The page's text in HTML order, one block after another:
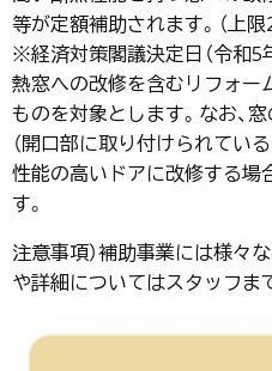
等が定額補助されます。（上限
※経済対策閣議決定日（令和5
熱窓への改修を含むリフォー
ものを対象とします。なお、
（開口部に取り付けられてい
性能の高いドアに改修する場
す。
注意事項）補助事業には様々
や詳細についてはスタッフま